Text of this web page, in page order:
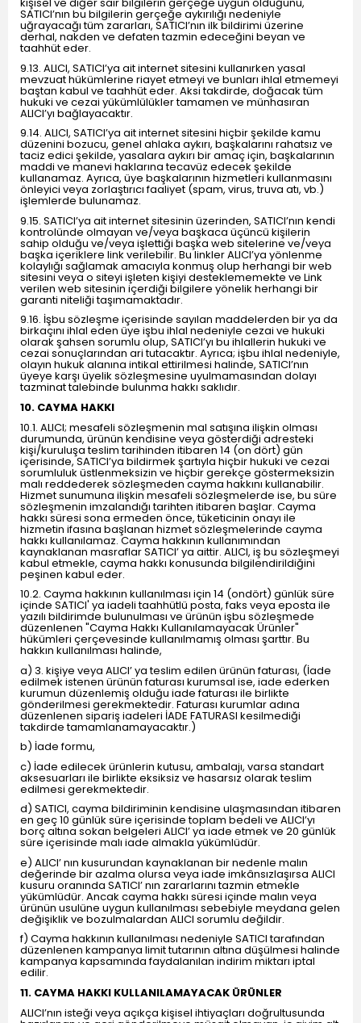
SATICI’nın bu bilgilerin gerçeğe aykırılığı nedeniyle
uğrayacağı tüm zararları, SATICI’nın ilk bildirimi üzerine
derhal, nakden ve defaten tazmin edeceğini beyan ve
taahhüt eder.
9.13. ALICI, SATICI’ya ait internet sitesini kullanırken yasal
mevzuat hükümlerine riayet etmeyi ve bunları ihlal etmemeyi
baştan kabul ve taahhüt eder. Aksi takdirde, doğacak tüm
hukuki ve cezai yükümlülükler tamamen ve münhasıran
ALICI’yı bağlayacaktır.
9.14. ALICI, SATICI’ya ait internet sitesini hiçbir şekilde kamu
düzenini bozucu, genel ahlaka aykırı, başkalarını rahatsız ve
taciz edici şekilde, yasalara aykırı bir amaç için, başkalarının
maddi ve manevi haklarına tecavüz edecek şekilde
kullanamaz. Ayrıca, üye başkalarının hizmetleri kullanmasını
önleyici veya zorlaştırıcı faaliyet (spam, virus, truva atı, vb.)
işlemlerde bulunamaz.
9.15. SATICI’ya ait internet sitesinin üzerinden, SATICI’nın kendi
kontrolünde olmayan ve/veya başkaca üçüncü kişilerin
sahip olduğu ve/veya işlettiği başka web sitelerine ve/veya
başka içeriklere link verilebilir. Bu linkler ALICI’ya yönlenme
kolaylığı sağlamak amacıyla konmuş olup herhangi bir web
sitesini veya o siteyi işleten kişiyi desteklememekte ve Link
verilen web sitesinin içerdiği bilgilere yönelik herhangi bir
garanti niteliği taşımamaktadır.
9.16. İşbu sözleşme içerisinde sayılan maddelerden bir ya da
birkaçını ihlal eden üye işbu ihlal nedeniyle cezai ve hukuki
olarak şahsen sorumlu olup, SATICI’yı bu ihlallerin hukuki ve
cezai sonuçlarından ari tutacaktır. Ayrıca; işbu ihlal nedeniyle,
olayın hukuk alanına intikal ettirilmesi halinde, SATICI’nın
üyeye karşı üyelik sözleşmesine uyulmamasından dolayı
tazminat talebinde bulunma hakkı saklıdır.
10. CAYMA HAKKI
10.1. ALICI; mesafeli sözleşmenin mal satışına ilişkin olması
durumunda, ürünün kendisine veya gösterdiği adresteki
kişi/kuruluşa teslim tarihinden itibaren 14 (on dört) gün
içerisinde, SATICI’ya bildirmek şartıyla hiçbir hukuki ve cezai
sorumluluk üstlenmeksizin ve hiçbir gerekçe göstermeksizin
malı reddederek sözleşmeden cayma hakkını kullanabilir.
Hizmet sunumuna ilişkin mesafeli sözleşmelerde ise, bu süre
sözleşmenin imzalandığı tarihten itibaren başlar. Cayma
hakkı süresi sona ermeden önce, tüketicinin onayı ile
hizmetin ifasına başlanan hizmet sözleşmelerinde cayma
hakkı kullanılamaz. Cayma hakkının kullanımından
kaynaklanan masraflar SATICI’ ya aittir. ALICI, iş bu sözleşmeyi
kabul etmekle, cayma hakkı konusunda bilgilendirildiğini
peşinen kabul eder.
10.2. Cayma hakkının kullanılması için 14 (ondört) günlük süre
içinde SATICI' ya iadeli taahhütlü posta, faks veya eposta ile
yazılı bildirimde bulunulması ve ürünün işbu sözleşmede
düzenlenen "Cayma Hakkı Kullanılamayacak Ürünler"
hükümleri çerçevesinde kullanılmamış olması şarttır. Bu
hakkın kullanılması halinde,
a) 3. kişiye veya ALICI’ ya teslim edilen ürünün faturası, (İade
edilmek istenen ürünün faturası kurumsal ise, iade ederken
kurumun düzenlemiş olduğu iade faturası ile birlikte
gönderilmesi gerekmektedir. Faturası kurumlar adına
düzenlenen sipariş iadeleri İADE FATURASI kesilmediği
takdirde tamamlanamayacaktır.)
b) İade formu,
c) İade edilecek ürünlerin kutusu, ambalajı, varsa standart
aksesuarları ile birlikte eksiksiz ve hasarsız olarak teslim
edilmesi gerekmektedir.
d) SATICI, cayma bildiriminin kendisine ulaşmasından itibaren
en geç 10 günlük süre içerisinde toplam bedeli ve ALICI’yı
borç altına sokan belgeleri ALICI’ ya iade etmek ve 20 günlük
süre içerisinde malı iade almakla yükümlüdür.
e) ALICI’ nın kusurundan kaynaklanan bir nedenle malın
değerinde bir azalma olursa veya iade imkânsızlaşırsa ALICI
kusuru oranında SATICI’ nın zararlarını tazmin etmekle
yükümlüdür. Ancak cayma hakkı süresi içinde malın veya
ürünün usulüne uygun kullanılması sebebiyle meydana gelen
değişiklik ve bozulmalardan ALICI sorumlu değildir.
f) Cayma hakkının kullanılması nedeniyle SATICI tarafından
düzenlenen kampanya limit tutarının altına düşülmesi halinde
kampanya kapsamında faydalanılan indirim miktarı iptal
edilir.
11. CAYMA HAKKI KULLANILAMAYACAK ÜRÜNLER
ALICI’nın isteği veya açıkça kişisel ihtiyaçları doğrultusunda